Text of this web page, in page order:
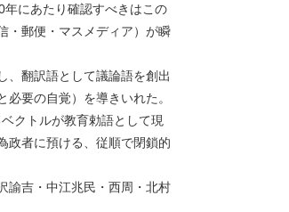
にあたり確認すべきはこの
・郵便・マスメディア）が瞬
、翻訳語として議論語を創出
要の自覚）を導きいれた。
クトルが教育勅語として現
政者に預ける、従順で閉鎖的
諭吉・中江兆民・西周・北村